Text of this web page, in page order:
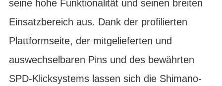
seine hohe Funktionalität und seinen breiten
Einsatzbereich aus. Dank der profilierten
Plattformseite, der mitgelieferten und
auswechselbaren Pins und des bewährten
SPD-Klicksystems lassen sich die Shimano-